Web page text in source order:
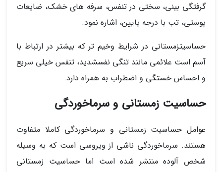
گرفتگی بینی، سختی در تنفس، سرفه های خشک، ضایعات
پوستی، تب با درجه پایین، اشاره نمود.
حساسیتزمستانی در شرایط وخیم تر که بیشتر در ارتباط با
آسم است علائمی مانند تنگی نفسشدید، تنفس خیلی سریع
و احساس خستگی و اضطراب به همراه دارد.
حساسیت زمستانی و سرماخوردگی
عوامل حساسیت زمستانی و سرماخوردگی کاملا متفاوت
هستند. سرماخوردگی ناشی از ویروسی است که به وسیله
شخص آلوده منتشر شده است اما حساسیت زمستانی